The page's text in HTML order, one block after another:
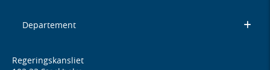
Departement
Regeringskansliet